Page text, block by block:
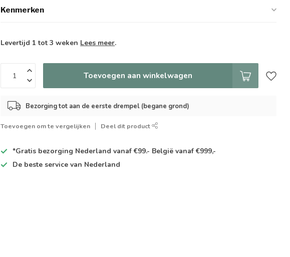
Kenmerken
Levertijd 1 tot 3 weken Lees meer.
Toevoegen aan winkelwagen
Bezorging tot aan de eerste drempel (begane grond)
Toevoegen om te vergelijken Deel dit product
*Gratis bezorging Nederland vanaf €99.- België vanaf €999,-
De beste service van Nederland